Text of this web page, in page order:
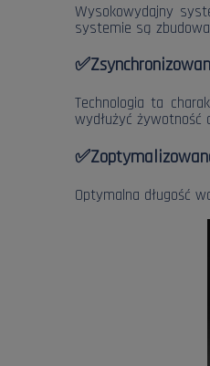
Wysokowydajny
systemie są
✅
Technologia ta
wydłużyć
✅
Optymalna długość